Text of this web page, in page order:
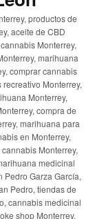
productos de
aceite de CBD
Monterrey,
marihuana
comprar cannabis
Monterrey,
Monterrey,
compra de
marihuana para
en Monterrey,
Monterrey,
medicinal
Pedro Garza García,
Pedro, tiendas de
cannabis medicinal
shop Monterrey,